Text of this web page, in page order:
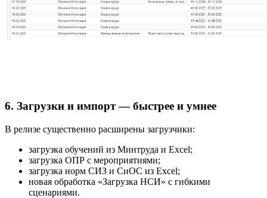
6. Загрузки и импорт — быстрее и умнее
В релизе существенно расширены загрузчики:
загрузка обучений из Минтруда и Excel;
загрузка ОПР с мероприятиями;
загрузка норм СИЗ и СиОС из Excel;
новая обработка «Загрузка НСИ» с гибкими
сценариями.